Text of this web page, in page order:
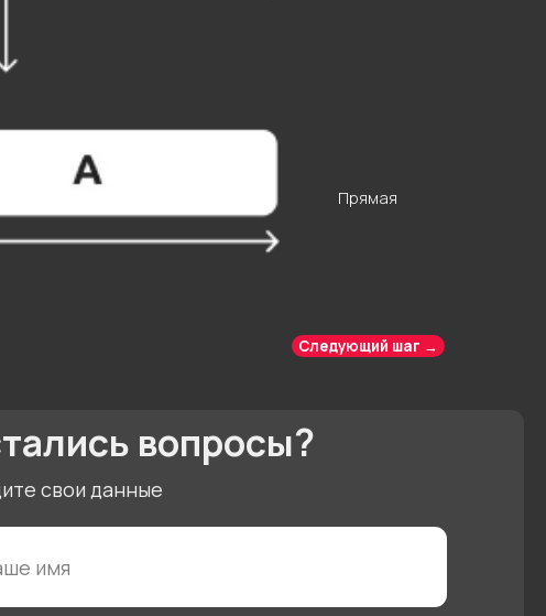
Прямая
Следующий шаг →
вопросы?
вы даете свое согласие на